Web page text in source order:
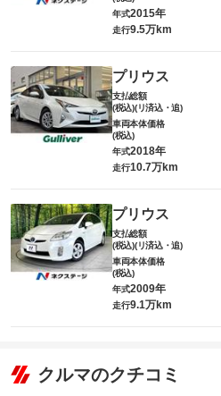
年式2015年
走行9.5万km
プリウス
支払総額
(税込)(リ済込・追)
車両本体価格
(税込)
年式2018年
走行10.7万km
プリウス
支払総額
(税込)(リ済込・追)
車両本体価格
(税込)
年式2009年
走行9.1万km
クルマのクチコミ